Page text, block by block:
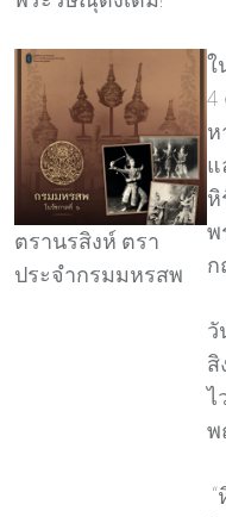
ตรานรสิงห์ ตรา
ประจำกรมมหรสพ
ใ
4
ห
แ
หิ
พ
ก
วั
สิ
ไ
พ